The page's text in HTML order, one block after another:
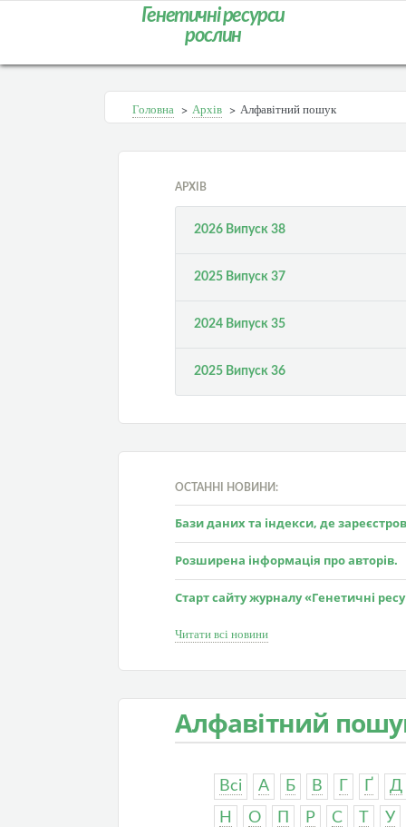
Генетичні ресурси
рослин
Головна > Архів > Алфавітний пошук
АРХІВ
2026 Випуск 38
2025 Випуск 37
2024 Випуск 35
2025 Випуск 36
ОСТАННІ НОВИНИ:
Бази даних та індекси, де
Розширена інформація про авторів.
Старт сайту журналу «Генетичні
Читати всі новини
Алфавітний
Всі А Б В Г Ґ
Д
Н
О П Р С Т У